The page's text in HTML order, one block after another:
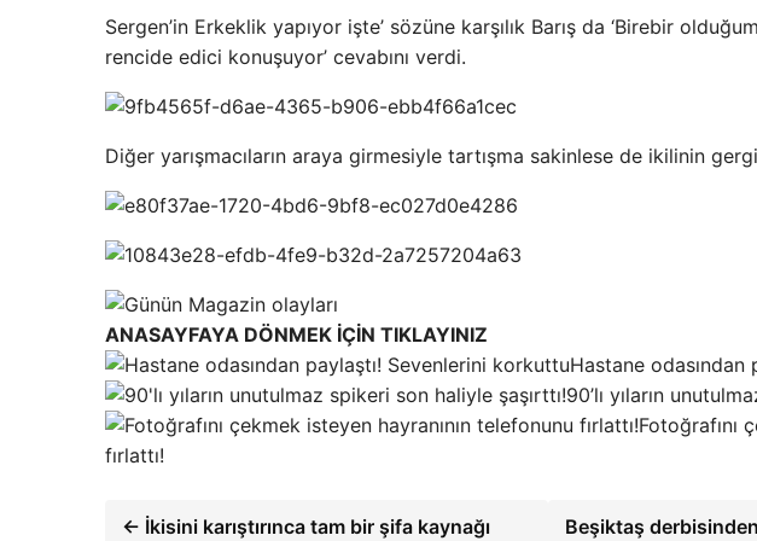
Sergen’in Erkeklik yapıyor işte’ sözüne karşılık Barış da ‘Birebir
rencide edici konuşuyor’ cevabını verdi.
Diğer yarışmacıların araya girmesiyle tartışma sakinlese de ikilinin
ANASAYFAYA DÖNMEK İÇİN TIKLAYINIZ
Hastane
90’lı yıların
Fotoğrafını
fırlattı!
← İkisini karıştırınca tam bir şifa kaynağı
Beşiktaş